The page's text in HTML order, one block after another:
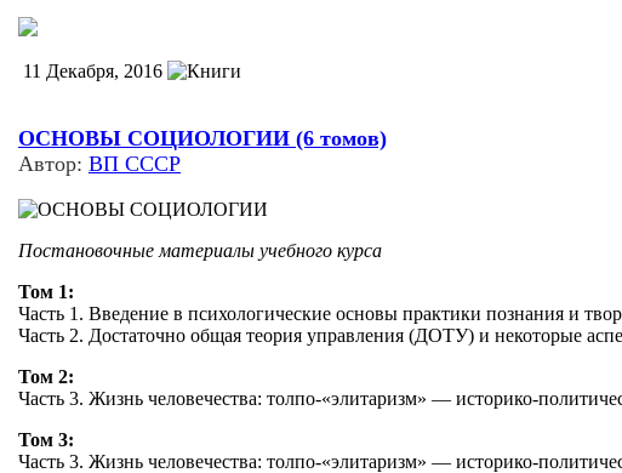
11 Декабря, 2016
ОСНОВЫ СОЦИОЛОГИИ (6 томов)
Автор: ВП СССР
Постановочные материалы учебного курса
Том 1:
Часть 1. Введение в психологические основы практики познания и
Часть 2. Достаточно общая теория управления (ДОТУ) и некоторые
Том 2:
Часть 3. Жизнь человечества: толпо-«элитаризм» — историко-
Том 3:
Часть 3. Жизнь человечества: толпо-«элитаризм» — историко-